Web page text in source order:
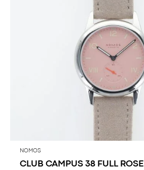
NOMOS
CLUB CAMPUS 38 FULL ROSE